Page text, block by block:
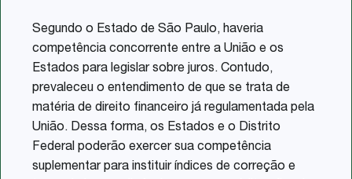
Segundo o Estado de São Paulo, haveria
competência concorrente entre a União e os
Estados para legislar sobre juros. Contudo,
prevaleceu o entendimento de que se trata de
matéria de direito financeiro já regulamentada pela
União. Dessa forma, os Estados e o Distrito
Federal poderão exercer sua competência
suplementar para instituir índices de correção e